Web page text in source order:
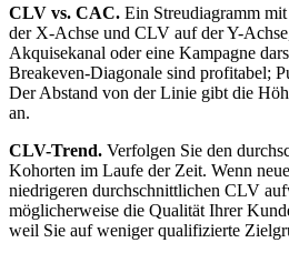
CLV vs. CAC. Ein Streudiagramm
der X-Achse und CLV auf der Y-
Akquisekanal oder eine Kampagne
Breakeven-Diagonale sind profitabel;
Der Abstand von der Linie gibt die
an.
CLV-Trend. Verfolgen Sie den
Kohorten im Laufe der Zeit. Wenn
niedrigeren durchschnittlichen CLV
möglicherweise die Qualität Ihrer
weil Sie auf weniger qualifizierte